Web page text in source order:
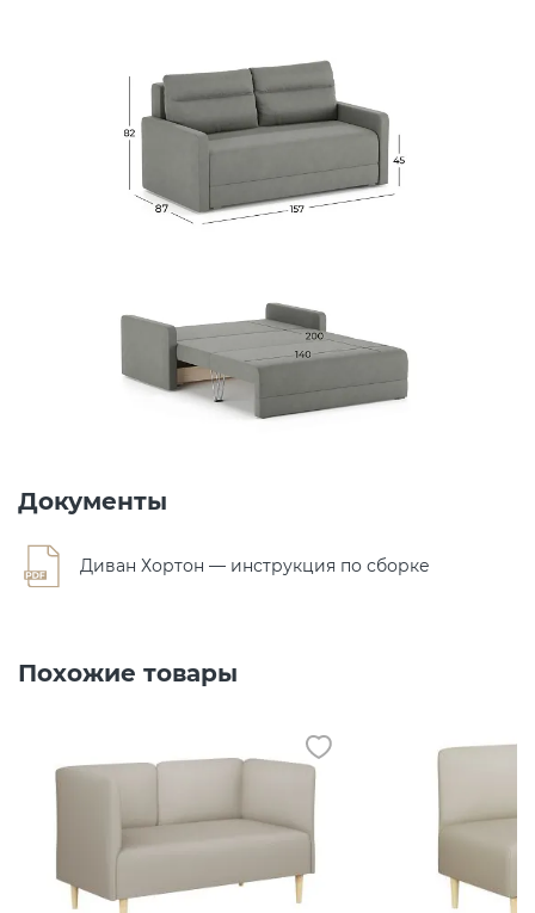
Документы
Диван Хортон — инструкция по сборке
Похожие товары